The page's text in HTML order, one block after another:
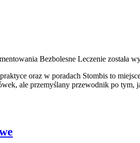
Bezbolesne Leczenie została
oraz w poradach Stombis to
ale przemyślany przewodnik po